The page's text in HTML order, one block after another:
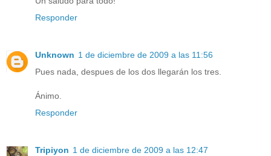
Responder
Unknown 1 de diciembre de 2009 a las 11:56
Pues nada, despues de los dos llegarán los tres.
Ánimo.
Responder
Tripiyon 1 de diciembre de 2009 a las 12:47